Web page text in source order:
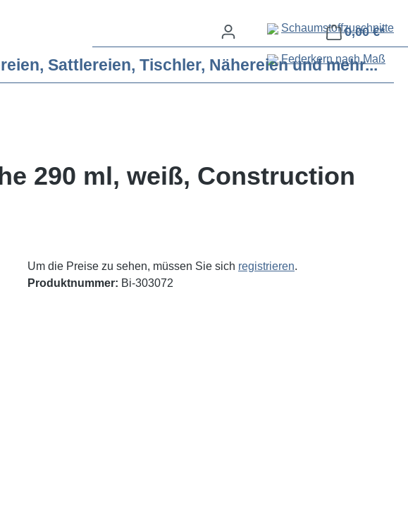
Schaumstoffzuschnitte
Federkern nach Maß
0,00 €*
Sattlereien, Tischler, Nähereien und mehr...
290 ml, weiß, Construction
Um die Preise zu sehen, müssen Sie sich registrieren.
Produktnummer: Bi-303072